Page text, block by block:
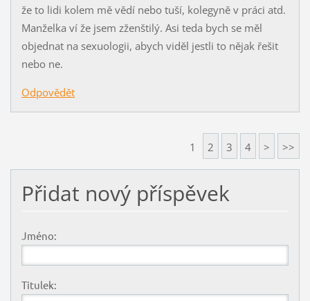
že to lidi kolem mě vědí nebo tuší, kolegyně v práci atd.
Manželka ví že jsem zženštilý. Asi teda bych se měl
objednat na sexuologii, abych viděl jestli to nějak řešit
nebo ne.
Odpovědět
1 2 3 4 > >>
Přidat nový příspěvek
Jméno:
Titulek: